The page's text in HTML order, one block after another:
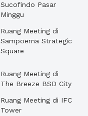
Sucofindo Pasar
Minggu
Ruang Meeting di
Sampoerna Strategic
Square
Ruang Meeting di
The Breeze BSD City
Ruang Meeting di IFC
Tower